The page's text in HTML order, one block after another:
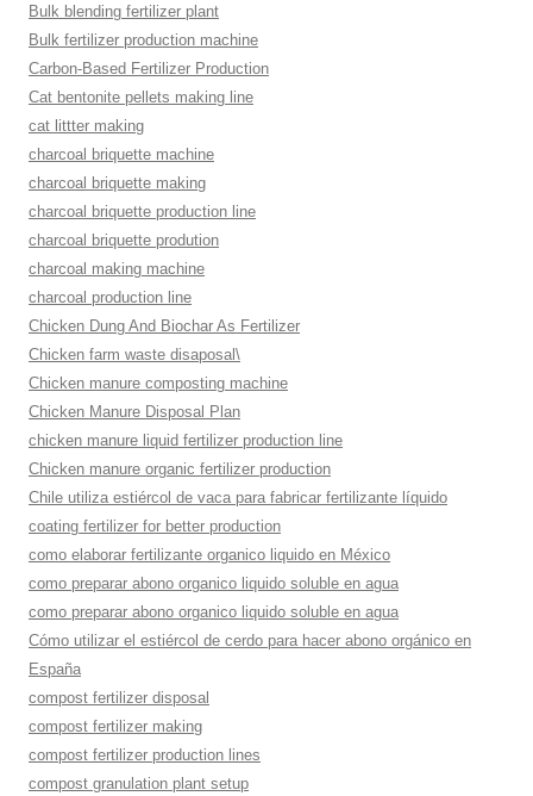
Bulk blending fertilizer plant
Bulk fertilizer production machine
Carbon-Based Fertilizer Production
Cat bentonite pellets making line
cat littter making
charcoal briquette machine
charcoal briquette making
charcoal briquette production line
charcoal briquette prodution
charcoal making machine
charcoal production line
Chicken Dung And Biochar As Fertilizer
Chicken farm waste disaposal\
Chicken manure composting machine
Chicken Manure Disposal Plan
chicken manure liquid fertilizer production line
Chicken manure organic fertilizer production
Chile utiliza estiércol de vaca para fabricar fertilizante líquido
coating fertilizer for better production
como elaborar fertilizante organico liquido en México
como preparar abono organico liquido soluble en agua
como preparar abono organico liquido soluble en agua
Cómo utilizar el estiércol de cerdo para hacer abono orgánico en
España
compost fertilizer disposal
compost fertilizer making
compost fertilizer production lines
compost granulation plant setup